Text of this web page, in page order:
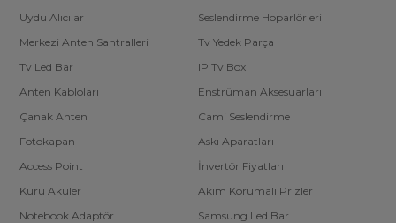
Uydu Alıcılar
Seslendirme Hoparlörleri
Merkezi Anten Santralleri
Tv Yedek Parça
Tv Led Bar
IP Tv Box
Anten Kabloları
Enstrüman Aksesuarları
Çanak Anten
Cami Seslendirme
Fotokapan
Askı Aparatları
Access Point
İnvertör Fiyatları
Kuru Aküler
Akım Korumalı Prizler
Notebook Adaptör
Samsung Led Bar